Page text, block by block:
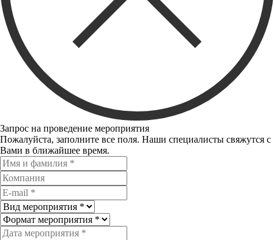
Запрос на проведение мероприятия
Пожалуйста, заполните все поля. Наши специалисты свяжутся с
Вами в ближайшее время.